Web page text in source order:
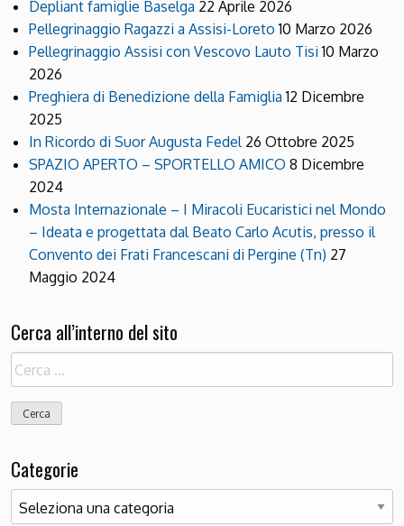
Depliant famiglie Baselga 22 Aprile 2026
Pellegrinaggio Ragazzi a Assisi-Loreto 10 Marzo 2026
Pellegrinaggio Assisi con Vescovo Lauto Tisi 10 Marzo
2026
Preghiera di Benedizione della Famiglia 12 Dicembre
2025
In Ricordo di Suor Augusta Fedel 26 Ottobre 2025
SPAZIO APERTO – SPORTELLO AMICO 8 Dicembre
2024
Mosta Internazionale – I Miracoli Eucaristici nel Mondo
– Ideata e progettata dal Beato Carlo Acutis, presso il
Convento dei Frati Francescani di Pergine (Tn) 27
Maggio 2024
Cerca all’interno del sito
Ricerca
per:
Categorie
Categorie